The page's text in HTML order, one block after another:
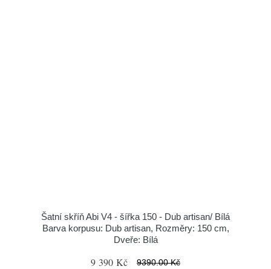
Šatní skříň Abi V4 - šířka 150 - Dub artisan/ Bílá
Barva korpusu: Dub artisan, Rozměry: 150 cm,
Dveře: Bílá
9 390 Kč 9390.00 Kč